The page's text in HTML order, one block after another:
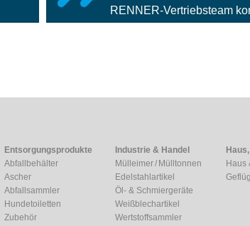
RENNER-Vertriebsteam
Entsorgungsprodukte
Abfallbehälter
Ascher
Abfallsammler
Hundetoiletten
Zubehör
Industrie & Handel
Mülleimer / Mülltonnen
Edelstahlartikel
Öl- & Schmiergeräte
Weißblechartikel
Wertstoffsammler
Haus